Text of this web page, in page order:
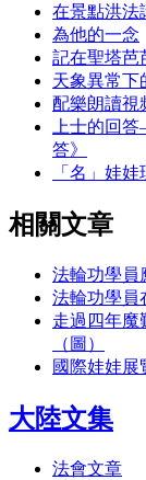
在景點洪法
為他的一念
記在聖塔芭
天象異常下
配樂朗讀視
上士的回
答》
「名」娃
相關文章
法輪功學員
法輪功學員
走過四年
（圖）
國際娃娃展
大陸文集
法會文章